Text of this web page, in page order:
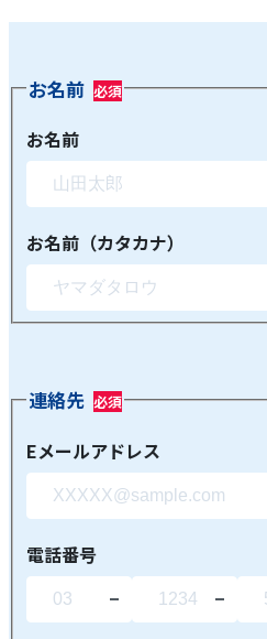
お名前
お名前
お名前（カタカナ）
連絡先
Eメールアドレス
電話番号